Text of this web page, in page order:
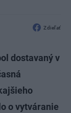
Zdieľať
dostavaný v
o vytváranie